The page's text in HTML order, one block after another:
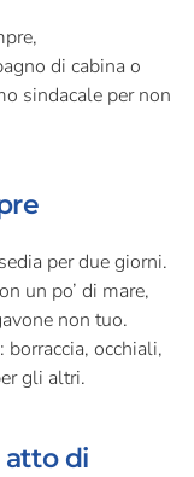
di cabina o
sindacale per non
per due giorni.
un po’ di mare,
non tuo.
: borraccia, occhiali,
gli altri.
atto di